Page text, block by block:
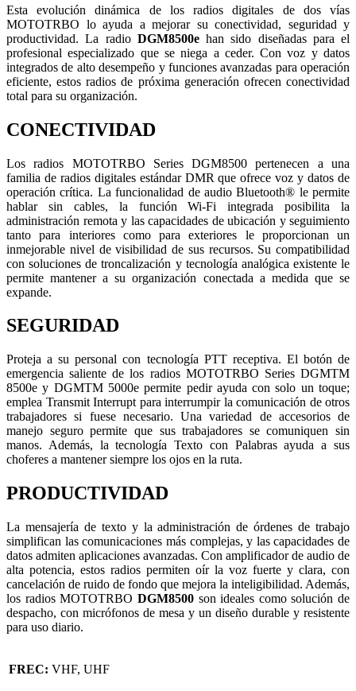
Esta evolución dinámica de los radios digitales de dos vías
MOTOTRBO lo ayuda a mejorar su conectividad, seguridad y
productividad. La radio DGM8500ehan sido diseñadas para el
profesional especializado que se niega a ceder. Con voz y datos
integrados de alto desempeño y funciones avanzadas para operación
eficiente, estos radios de próxima generación ofrecen conectividad
total para su organización.
CONECTIVIDAD
Los radios MOTOTRBO Series DGM8500 pertenecen a una
familia de radios digitales estándar DMR que ofrece voz y datos de
operación crítica. La funcionalidad de audio Bluetooth® le permite
hablar sin cables, la función Wi-Fi integrada posibilita la
administración remota y las capacidades de ubicación y seguimiento
tanto para interiores como para exteriores le proporcionan un
inmejorable nivel de visibilidad de sus recursos. Su compatibilidad
con soluciones de troncalización y tecnología analógica existente le
permite mantener a su organización conectada a medida que se
expande.
SEGURIDAD
Proteja a su personal con tecnología PTT receptiva. El botón de
emergencia saliente de los radios MOTOTRBO Series DGMTM
8500e y DGMTM 5000e permite pedir ayuda con solo un toque;
emplea Transmit Interrupt para interrumpir la comunicación de otros
trabajadores si fuese necesario. Una variedad de accesorios de
manejo seguro permite que sus trabajadores se comuniquen sin
manos. Además, la tecnología Texto con Palabras ayuda a sus
choferes a mantener siempre los ojos en la ruta.
PRODUCTIVIDAD
La mensajería de texto y la administración de órdenes de trabajo
simplifican las comunicaciones más complejas, y las capacidades de
datos admiten aplicaciones avanzadas. Con amplificador de audio de
alta potencia, estos radios permiten oír la voz fuerte y clara, con
cancelación de ruido de fondo que mejora la inteligibilidad. Además,
los radios MOTOTRBO DGM8500son ideales como solución de
despacho, con micrófonos de mesa y un diseño durable y resistente
para uso diario.
FREC: VHF, UHF